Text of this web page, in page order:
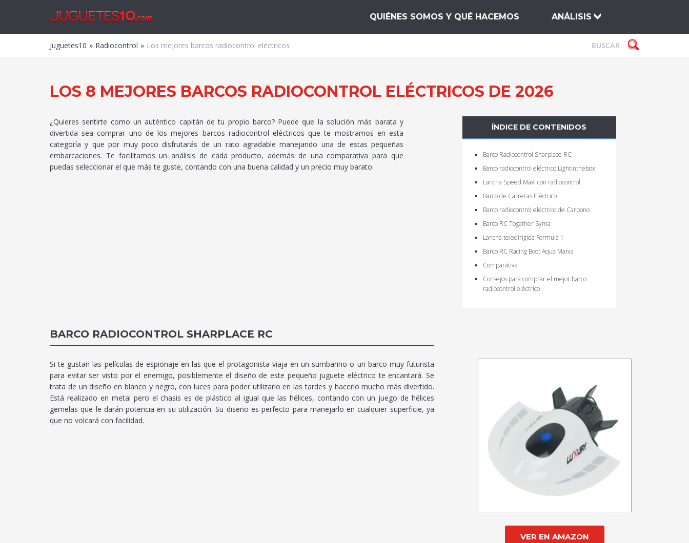
QUIÉNES SOMOS Y QUÉ HACEMOS ANÁLISIS
Juguetes10 Radiocontrol Los mejores barcos radiocontrol eléctricos
LOS 8 MEJORES BARCOS RADIOCONTROL ELÉCTRICOS DE 2026
ÍNDICE DE CONTENIDOS
Barco Radiocontrol Sharplace RC
Barco radiocontrol eléctrico Lightinthebox
Lancha Speed Maxi con radiocontrol
Barco de Carreras Eléctrico
Barco radiocontrol eléctrico de Carbono
Barco RC Togather Syma
Lancha teledirigida Formula 1
Barco RC Racing Boot Aqua Mania
Comparativa
Consejos para comprar el mejor barco
radiocontrol eléctrico
¿Quieres sentirte como un auténtico capitán de tu propio barco? Puede que la solución más barata y
divertida sea comprar uno de los mejores barcos radiocontrol eléctricos que te mostramos en esta
categoría y que por muy poco disfrutarás de un rato agradable manejando una de estas pequeñas
embarcaciones. Te facilitamos un análisis de cada producto, además de una comparativa para que
puedas seleccionar el que más te guste, contando con una buena calidad y un precio muy barato.
BARCO RADIOCONTROL SHARPLACE RC
VER EN AMAZON
Si te gustan las películas de espionaje en las que el protagonista viaja en un sumbarino o un barco muy futurista
para evitar ser visto por el enemigo, posiblemente el diseño de este pequeño juguete eléctrico te encantará. Se
trata de un diseño en blanco y negro, con luces para poder utilizarlo en las tardes y hacerlo mucho más divertido.
Está realizado en metal pero el chasis es de plástico al igual que las hélices, contando con un juego de hélices
gemelas que le darán potencia en su utilización. Su diseño es perfecto para manejarlo en cualquier superficie, ya
que no volcará con facilidad.